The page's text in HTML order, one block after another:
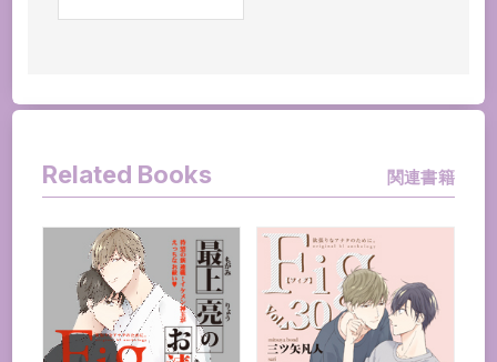
Related Books 関連書籍